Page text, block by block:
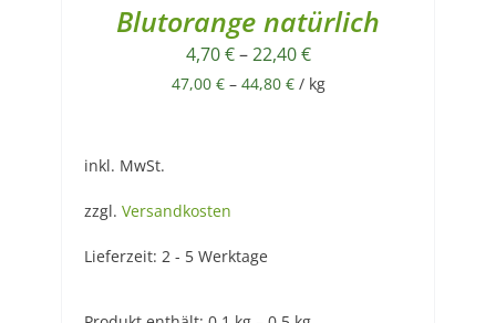
Blutorange natürlich
4,70€–22,40€
47,00 €– 44,80 €/ kg
inkl. MwSt.
zzgl. Versandkosten
Lieferzeit: 2 - 5 Werktage